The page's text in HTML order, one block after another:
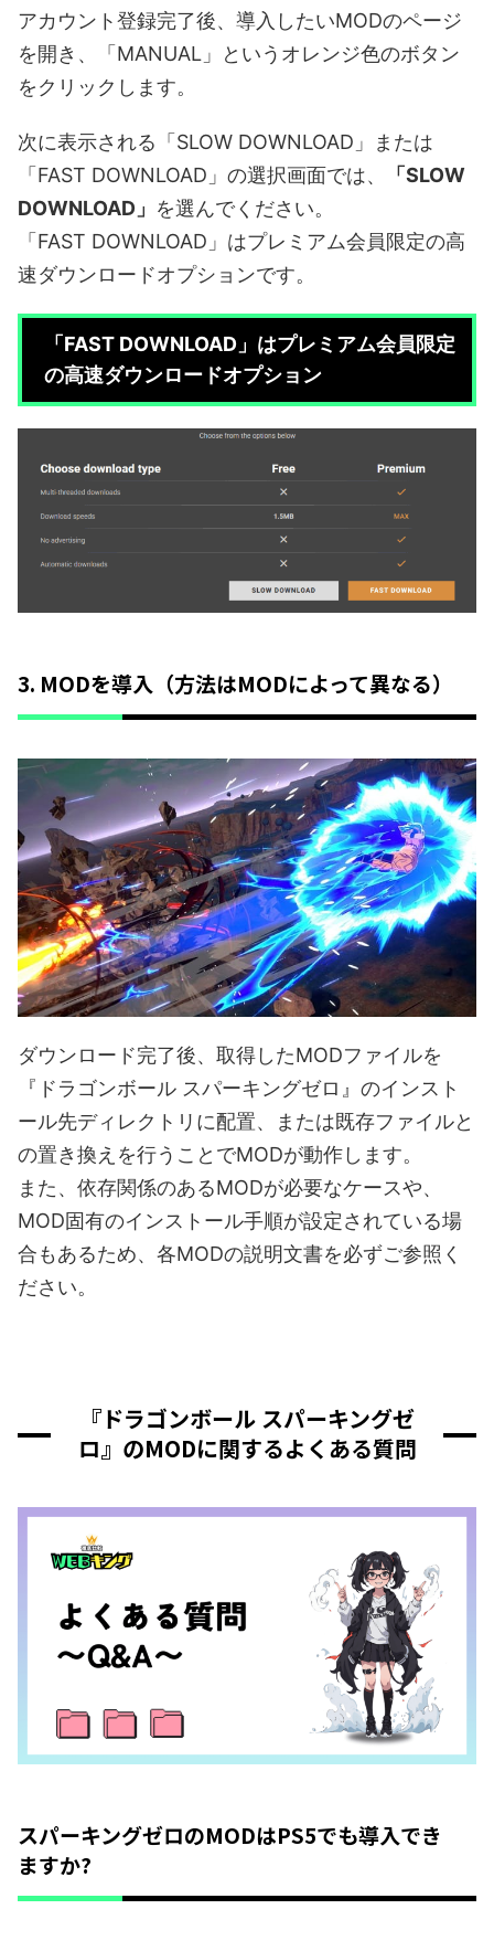
アカウント登録完了後、導入したいMODのページ
を開き、「MANUAL」というオレンジ色のボタン
をクリックします。
次に表示される「SLOW DOWNLOAD」または
「FAST DOWNLOAD」の選択画面では、
「SLOW
DOWNLOAD」 を選んでください。
「FAST DOWNLOAD」はプレミアム会員限定の高
速ダウンロードオプションです。
「FAST DOWNLOAD」はプレミアム会員限定
の高速ダウンロードオプション
3. MODを導入（方法はMODによって異なる）
ダウンロード完了後、取得したMODファイルを
『ドラゴンボール スパーキングゼロ』のインスト
ール先ディレクトリに配置、または既存ファイルと
の置き換えを行うことでMODが動作します。
また、依存関係のあるMODが必要なケースや、
MOD固有のインストール手順が設定されている場
合もあるため、各MODの説明文書を必ずご参照く
ださい。
『ドラゴンボール スパーキングゼ
ロ』のMODに関するよくある質問
スパーキングゼロのMODはPS5でも導入でき
ますか?